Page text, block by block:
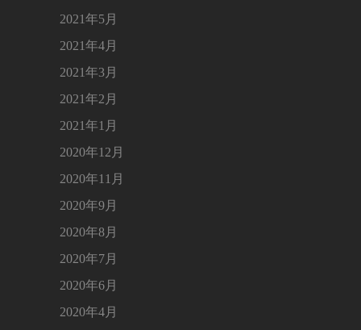
2021年5月
2021年4月
2021年3月
2021年2月
2021年1月
2020年12月
2020年11月
2020年9月
2020年8月
2020年7月
2020年6月
2020年4月